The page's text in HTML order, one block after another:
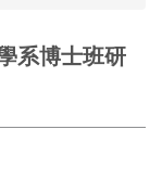
系博士班研